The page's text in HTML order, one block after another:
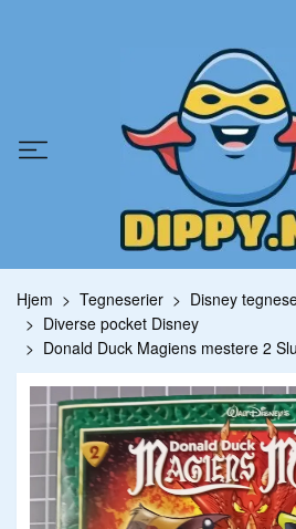
Hjem Tegneserier
Disney
Diverse pocket Disney
Donald Duck Magiens mestere 2